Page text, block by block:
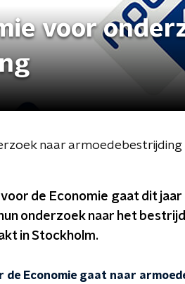
voor
naar armoedebestrijding
de Economie gaat dit
onderzoek naar het
in Stockholm.
de Economie gaat naar